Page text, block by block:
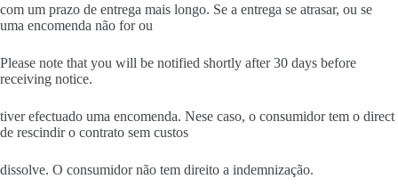
com um prazo de entrega mais longo. Se a entrega se atrasar, ou se
uma encomenda não for ou
Please note that you will be notified shortly after 30 days before
receiving notice.
tiver efectuado uma encomenda. Nese caso, o consumidor tem o direct
de rescindir o contrato sem custos
dissolve. O consumidor não tem direito a indemnização.